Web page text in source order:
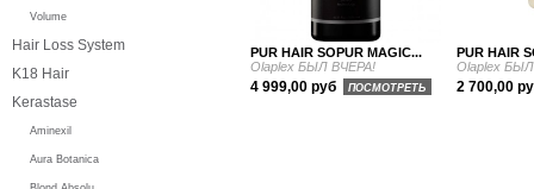
PUR HAIR SOPUR MAGIC...
Olaplex БЫЛ ВЧЕРА!
4 999,00 руб ПОСМОТРЕТЬ
PUR HAIR
Olaplex
2 700,00
Volume
Hair Loss System
K18 Hair
Kerastase
Aminexil
Aura Botanica